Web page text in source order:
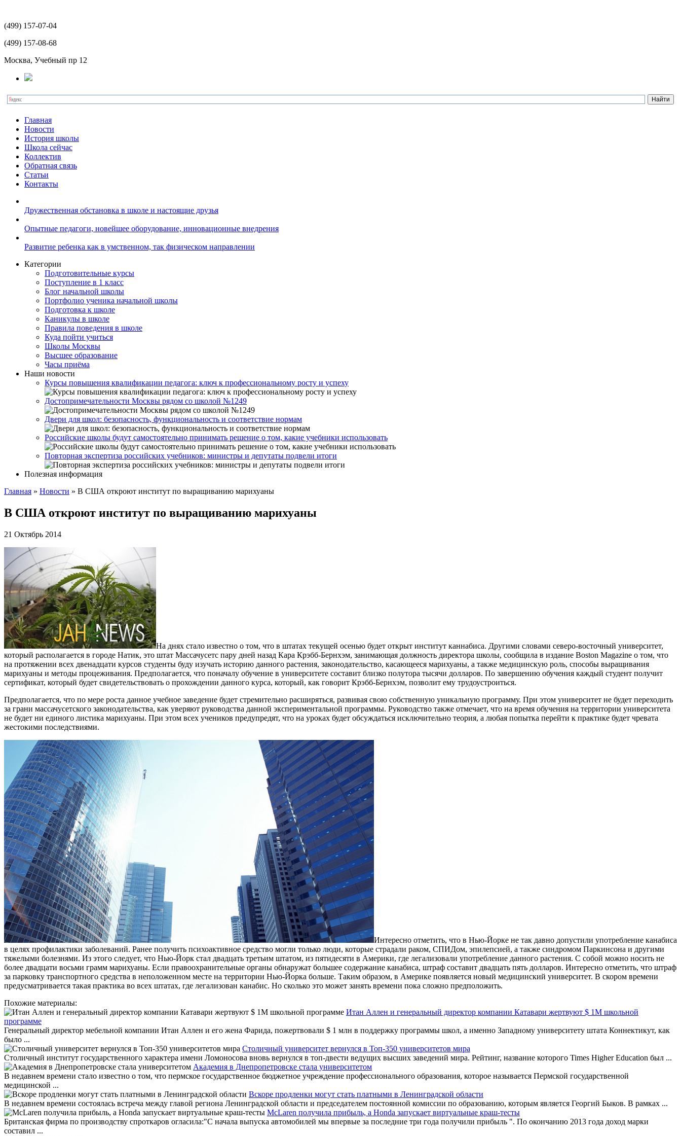
(499) 157-07-04
(499) 157-08-68
Москва, Учебный пр 12
Главная
Новости
История школы
Школа сейчас
Коллектив
Обратная связь
Статьи
Контакты
Дружественная обстановка в школе и настоящие друзья
Опытные педагоги, новейшее оборудование, инновационные внедрения
Развитие ребенка как в умственном, так физическом направлении
Категории
Подготовительные курсы
Поступление в 1 класс
Блог начальной школы
Портфолио ученика начальной школы
Подготовка к школе
Каникулы в школе
Правила поведения в школе
Куда пойти учиться
Школы Москвы
Высшее образование
Часы приёма
Наши новости
Курсы повышения квалификации педагога: ключ к профессиональному росту и успеху
Достопримечательности Москвы рядом со школой №1249
Двери для школ: безопасность, функциональность и соответствие нормам
Российские школы будут самостоятельно принимать решение о том, какие учебники использовать
Повторная экспертиза российских учебников: министры и депутаты подвели итоги
Полезная информация
Главная » Новости » В США откроют институт по выращиванию марихуаны
В США откроют институт по выращиванию марихуаны
21 Октябрь 2014
На днях стало известно о том, что в штатах текущей осенью будет открыт институт каннабиса. Другими словами северо-восточный университет,
который располагается в городе Натик, это штат Массачусетс пару дней назад Кара Крэбб-Бернхэм, занимающая должность директора школы, сообщила в издание Boston Magazine о том, что
на протяжении всех двенадцати курсов студенты буду изучать историю данного растения, законодательство, касающееся марихуаны, а также медицинскую роль, способы выращивания
марихуаны и методы процеживания. Предполагается, что поначалу обучение в университете составит близко полутора тысячи долларов. По завершению обучения каждый студент получит
сертификат, который будет свидетельствовать о прохождении данного курса, который, как говорит Крэбб-Бернхэм, позволит ему трудоустроиться.
Предполагается, что по мере роста данное учебное заведение будет стремительно расширяться, развивая свою собственную уникальную программу. При этом университет не будет переходить
за грани массачусетского законодательства, как уверяют руководства данной экспериментальной программы. Руководство также отмечает, что на время обучения на территории университета
не будет ни единого листика марихуаны. При этом всех учеников предупредят, что на уроках будет обсуждаться исключительно теория, а любая попытка перейти к практике будет чревата
жестокими последствиями.
Интересно отметить, что в Нью-Йорке не так давно допустили употребление канабиса
в целях профилактики заболеваний. Ранее получить психоактивное средство могли только люди, которые страдали раком, СПИДом, эпилепсией, а также синдромом Паркинсона и другими
тяжелыми болезнями. Из этого следует, что Нью-Йорк стал двадцать третьим штатом, из пятидесяти в Америки, где легализовали употребление данного растения. С собой можно носить не
более двадцати восьми грамм марихуаны. Если правоохранительные органы обнаружат большее содержание канабиса, штраф составит двадцать пять долларов. Интересно отметить, что штраф
за парковку транспортного средства в неположенном месте на территории Нью-Йорка больше. Таким образом, в Америке появляется новый медицинский университет. В скором времени
предусматривается такая практика во всех штатах, где легализован канабис. Но сколько это может занять времени пока сложно предположить.
Похожие материалы:
Итан Аллен и генеральный директор компании Катавари жертвуют $ 1M школьной
программе
Генеральный директор мебельной компании Итан Аллен и его жена Фарида, пожертвовали $ 1 млн в поддержку программы школ, а именно Западному университету штата Коннектикут, как
было ...
Столичный университет вернулся в Топ-350 университетов мира
Столичный институт государственного характера имени Ломоносова вновь вернулся в топ-двести ведущих высших заведений мира. Рейтинг, название которого Times Higher Education был ...
Академия в Днепропетровске стала университетом
В недавнем времени стало известно о том, что пермское государственное бюджетное учреждение профессионального образования, которое называется Пермской государственной
медицинской ...
Вскоре продленки могут стать платными в Ленинградской области
В недавнем времени состоялась встреча между главой региона Ленинградской области и председателем постоянной комиссии по образованию, которым является Георгий Быков. В рамках ...
McLaren получила прибыль, а Honda запускает виртуальные краш-тесты
Британская фирма по производству спроткаров огласила:"C начала выпуска автомобилей мы впервые за последние три года получили прибыль ". По окончанию 2013 года доход марки
составил ...